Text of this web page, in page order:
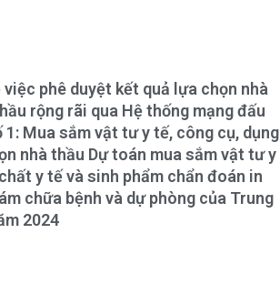
phê duyệt kết quả lựa chọn nhà
rộng rãi qua Hệ thống mạng đấu
Mua sắm vật tư y tế, công cụ, dụng
nhà thầu Dự toán mua sắm vật tư y
y tế và sinh phẩm chẩn đoán in
chữa bệnh và dự phòng của Trung
2024